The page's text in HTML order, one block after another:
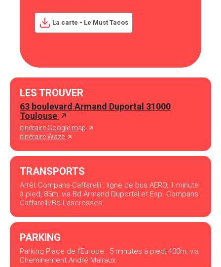
La carte - Le Must Tacos
LES TROUVER
63 boulevard Armand Duportal 31000
Toulouse
itinéraire Google map
itinéraire Waze
TRANSPORTS
Arrêt Compans-Caffarelli : ligne de bus AERO, 1 minute
à pied, 85m, via Bd Armand Duportal et Esp. Compans
Caffarelli/Bd Lascrosses.
PARKING
Parking Place de l'Europe : 5 minutes à pied, 400m, via
Cheminement André Malraux.